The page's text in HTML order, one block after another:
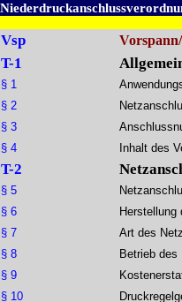
Vsp
T-1
§ 1
§ 2
§ 3
§ 4
T-2
§ 5
§ 6
§ 7
§ 8
§ 9
§ 10
Inhalt des
Herstellung
Art des
Betrieb